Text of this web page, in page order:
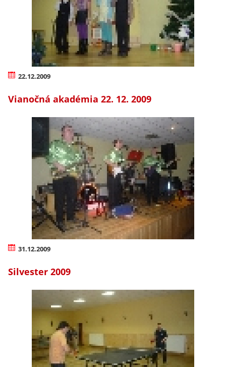
22.12.2009
Vianočná akadémia 22. 12. 2009
31.12.2009
Silvester 2009